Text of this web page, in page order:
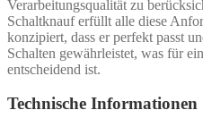
Verarbeitungsqualität zu
Schaltknauf erfüllt alle diese
konzipiert, dass er perfekt passt
Schalten gewährleistet, was für
entscheidend ist.
Technische Informationen